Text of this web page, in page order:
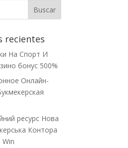
recientes
На Cпорт И
бонус 500%
Онлайн-
ресурс Нова
Контора
Win